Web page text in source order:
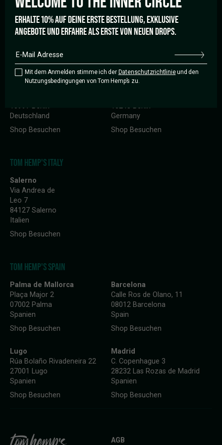
Deutsch
TOM HEMP'S GERMANY
10997 Berlin
Deutschland
Shop Besuchen
Berlin
10245 Berlin
Germany
Shop Besuchen
TOM HEMP'S ITALY
Salerno
Via Andrea de
Leo 7
84127 Salerno
Italien
Shop Besuchen
TOM HEMP'S SPAIN
Palma de Mallorca
Plaça Major 2
07002 Palma
Spanien
Shop Besuchen
Barcelona
Calle Ros de Olano, 11
08012 Barcelona
Spain
Shop Besuchen
Lugo
Rúa Bolaño Rivadeneira 22
27001 Lugo
Spanien
Shop Besuchen
Madrid
C. Copenhague 3
28232 Las Rozas de Madrid
Spanien
Shop Besuchen
AGB
ERHALTE 10% AUF DEINE ERSTE BESTELLUNG, EXKLUSIVE
ANGEBOTE UND ERFAHRE ALS ERSTE VON NEUEN DROPS.
Mit dem Anmelden stimme ich der Datenschutzrichtlinieund den
Nutzungsbedingungen von Tom Hemp’s zu.